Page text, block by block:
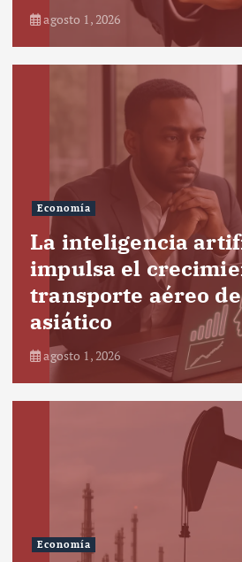
agosto 1, 2026
Economía
La inteligencia
impulsa el
transporte aéreo
asiático
agosto 1, 2026
Economía